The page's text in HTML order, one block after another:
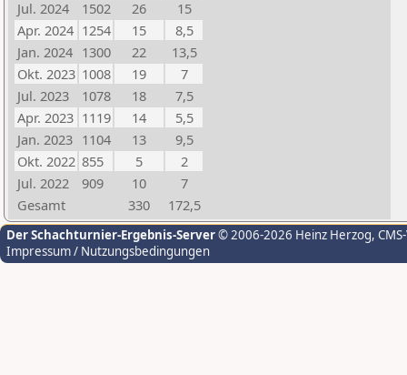
Jul. 2024
1502 26
15
Apr. 2024 1254 15
8,5
Jan. 2024 1300 22
13,5
Okt. 2023 1008 19
7
Jul. 2023
1078 18
7,5
Apr. 2023 1119 14
5,5
Jan. 2023 1104 13
9,5
Okt. 2022 855 5
2
Jul. 2022
909 10
7
Gesamt
330 172,5
Der Schachturnier-Ergebnis-Server© 2006-2026 Heinz Herzog,
Impressum / Nutzungsbedingungen